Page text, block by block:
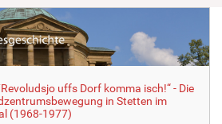
uffs Dorf komma isch!“ - Die
in Stetten im
(1968-1977)